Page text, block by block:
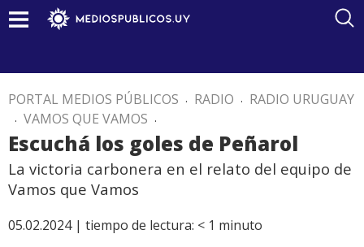
PORTAL MEDIOS PÚBLICOS . RADIO . RADIO URUGUAY
. VAMOS QUE VAMOS .
Escuchá los goles de Peñarol
La victoria carbonera en el relato del equipo de
Vamos que Vamos
05.02.2024 | tiempo de lectura: < 1 minuto